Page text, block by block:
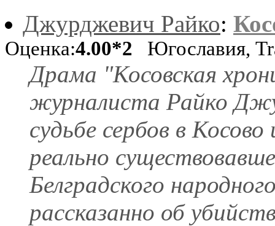
Джурджевич Райко:
Оценка:4.00*2 Югославия,
Драма "Косовская
журналиста Райко
судьбе сербов в
реально
Белградского
рассказанно об